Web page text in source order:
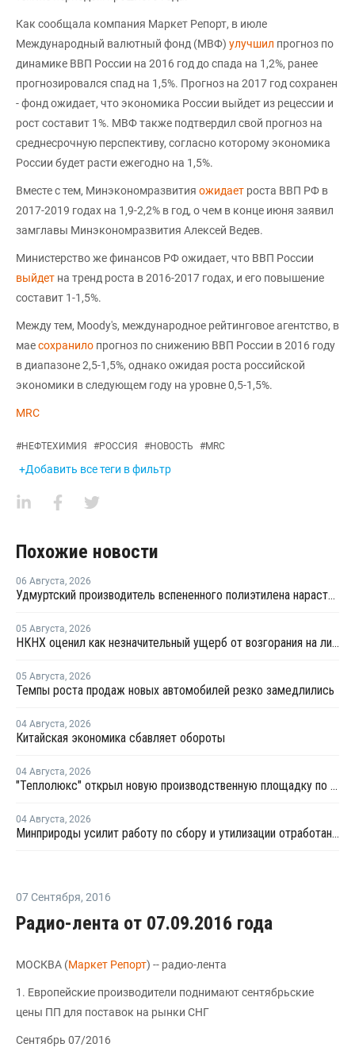
Как сообщала компания Маркет Репорт, в июле
Международный валютный фонд (МВФ) улучшил прогноз по
динамике ВВП России на 2016 год до спада на 1,2%, ранее
прогнозировался спад на 1,5%. Прогноз на 2017 год сохранен
- фонд ожидает, что экономика России выйдет из рецессии и
рост составит 1%. МВФ также подтвердил свой прогноз на
среднесрочную перспективу, согласно которому экономика
России будет расти ежегодно на 1,5%.
Вместе с тем, Минэкономразвития ожидает роста ВВП РФ в
2017-2019 годах на 1,9-2,2% в год, о чем в конце июня заявил
замглавы Минэкономразвития Алексей Ведев.
Министерство же финансов РФ ожидает, что ВВП России
выйдет на тренд роста в 2016-2017 годах, и его повышение
составит 1-1,5%.
Между тем, Moody's, международное рейтинговое агентство, в
маесохранило прогноз по снижению ВВП России в 2016 году
в диапазоне 2,5-1,5%, однако ожидая роста российской
экономики в следующем году на уровне 0,5-1,5%.
MRC
#НЕФТЕХИМИЯ #РОССИЯ #НОВОСТЬ #MRC
+Добавить все теги в фильтр
Похожие новости
06 Августа, 2026
Удмуртский производитель вспененного полиэтилена нарастит выпуск на 15%
05 Августа, 2026
НКНХ оценил как незначительный ущерб от возгорания на линии полистирола
05 Августа, 2026
Темпы роста продаж новых автомобилей резко замедлились
04 Августа, 2026
Китайская экономика сбавляет обороты
04 Августа, 2026
"Теплолюкс" открыл новую производственную площадку по выпуску инженерных систем
04 Августа, 2026
Минприроды усилит работу по сбору и утилизации отработанных шин
07 Сентября, 2016
Радио-лента от 07.09.2016 года
МОСКВА (Маркет Репорт) -- радио-лента
1. Европейские производители поднимают сентябрьские
цены ПП для поставок на рынки СНГ
Сентябрь 07/2016